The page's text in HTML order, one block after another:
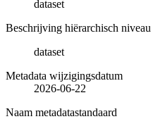
dataset
Beschrijving hiërarchisch niveau
dataset
Metadata wijzigingsdatum
2026-06-22
Naam metadatastandaard